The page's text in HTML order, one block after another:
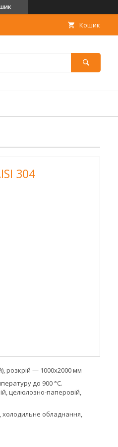
Кошик
304
розкрій — 1000х2000 мм
до 900 °C.
целюлозно-паперовій,
холодильне обладнання,